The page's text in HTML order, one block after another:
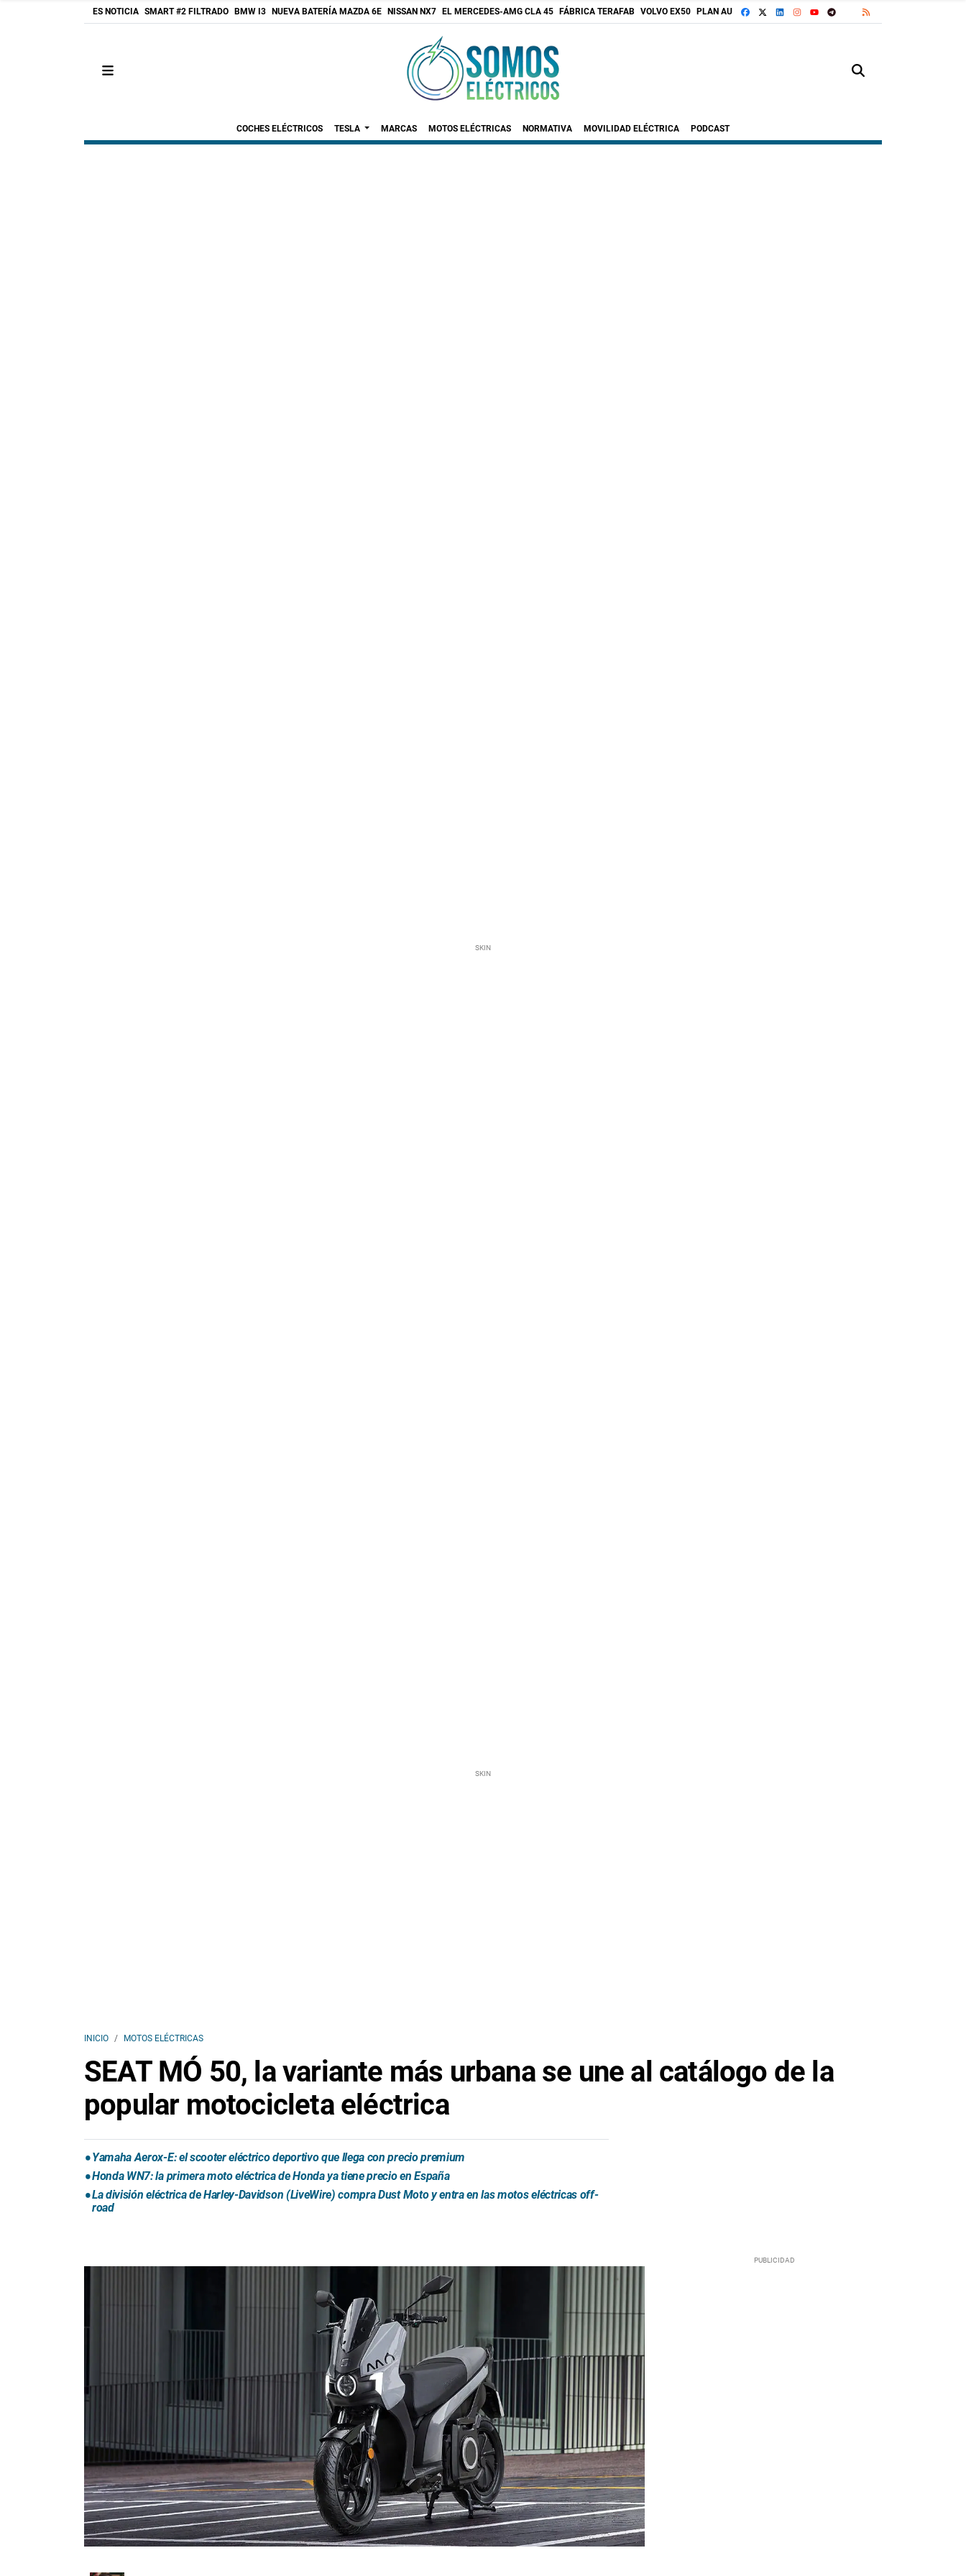
ES NOTICIA SMART #2 FILTRADO BMW I3 NUEVA BATERÍA MAZDA 6E NISSAN NX7 EL MERCEDES-AMG CLA 45 FÁBRICA TERAFAB VOLVO EX50 PLAN AUTO+FACEBOOKLINKEDININSTAGRAM
YOUTUBE
TELEGRAM
GOOGLE DISCOVER
COCHES ELÉCTRICOS TESLA MARCAS MOTOS ELÉCTRICAS NORMATIVA MOVILIDAD ELÉCTRICA PODCAST
INICIO MOTOS ELÉCTRICAS
SEAT MÓ 50, la variante más urbana se une al catálogo de la
popular motocicleta eléctrica
Yamaha Aerox-E: el scooter eléctrico deportivo que llega con precio premium
Honda WN7: la primera moto eléctrica de Honda ya tiene precio en España
La división eléctrica de Harley-Davidson (LiveWire) compra Dust Moto y entra en las motos eléctricas off-
road